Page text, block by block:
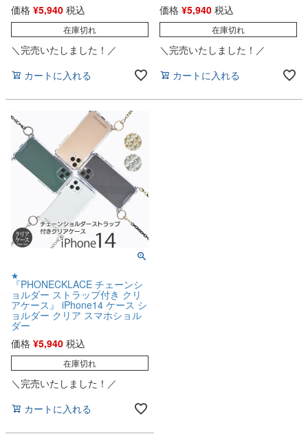
価格 ¥5,940 税込
在庫切れ
＼完売いたしました！／
カートに入れる
価格 ¥5,940 税込
在庫切れ
＼完売いたしました！／
カートに入れる
★
『PHONECKLACE チェーンシ
ョルダー ストラップ付き クリ
アケース』 iPhone14 ケース シ
ョルダー クリア スマホショル
ダー
価格 ¥5,940 税込
在庫切れ
＼完売いたしました！／
カートに入れる